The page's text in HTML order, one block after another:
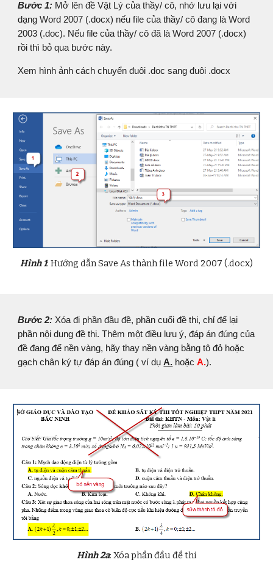
Bước 1: Mở lên đềVật Lý của thầy/ cô, nhớ lưu lại với
dạng Word 2007 (.docx) nếu file của thầy/ cô đang là Word
2003 (.doc). Nếu file của thầy/ cô đã là Word 2007 (.docx)
rồi thì bỏ qua bước này.
Xem hình ảnh cách chuyển đuôi .doc sang đuôi .docx
Hình 1: Hướng dẫn Save As thành file Word 2007 (.docx)
Bước 2: Xóa đi phần đầu đề, phần cuối đề thi, chỉ để lại
phần nội dung đề thi. Thêm một điều lưu ý,đáp án đúng của
đề đang để nền vàng, hãy thay nền vàng bằng tô đỏ hoặc
gạch chân ký tự đáp án đúng ( ví dụA. hoặcA.).
Hình 2a: Xóa phần đầuđề thi